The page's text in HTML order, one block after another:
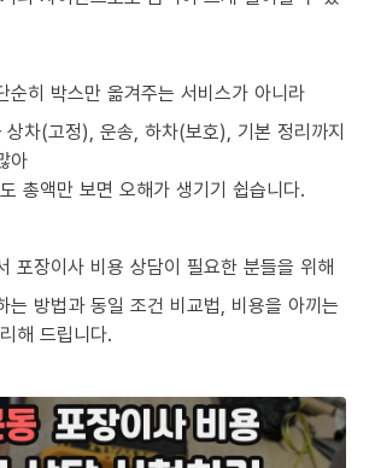
순히 박스만 옮겨주는 서비스가 아니라
상차(고정), 운송, 하차(보호), 기본 정리까지
아
총액만 보면 오해가 생기기 쉽습니다.
포장이사 비용 상담이 필요한 분들을 위해
는 방법과 동일 조건 비교법, 비용을 아끼는
해 드립니다.